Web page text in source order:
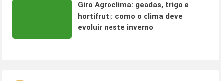
Giro Agroclima: geadas, trigo e
hortifruti: como o clima deve
evoluir neste inverno